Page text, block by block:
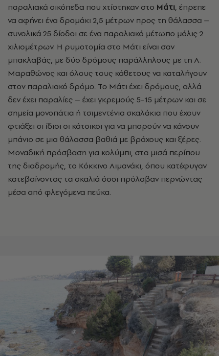
παραλιακά οικόπεδα που χτίστηκαν στο Μάτι, έπρεπε
να αφήνει ένα δρομάκι 2,5 μέτρων προς τη θάλασσα –
συνολικά 25 δίοδοι σε ένα παραλιακό μέτωπο μόλις 2
χιλιομέτρων. Η ρυμοτομία στο Μάτι είναι σαν
μπακλαβάς, με δύο δρόμους παράλληλους με τη Λ.
Μαραθώνος και όλους τους κάθετους να καταλήγουν
στον παραλιακό δρόμο. Το Μάτι έχει δρόμους, αλλά
δεν έχει παραλίες – έχει γκρεμούς 5-15 μέτρων και σε
σημεία μονοπάτια ή τσιμεντένια σκαλάκια που έχουν
φτιάξει οι ίδιοι οι κάτοικοι για να μπορούν να κάνουν
μπάνιο σε μια θάλασσα βαθιά με βράχους και ξέρες.
Μοναδική πρόσβαση για κολύμπι, στα μισά περίπου
της διαδρομής, το Κόκκινο Λιμανάκι, όπου κατέφυγαν
κατεβαίνοντας τα σκαλιά όσοι πρόλαβαν περνώντας
μέσα από φλεγόμενα πεύκα.